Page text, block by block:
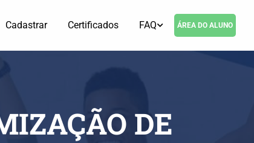
Cadastrar Certificados FAQ ÁREA DO ALUNO
DE